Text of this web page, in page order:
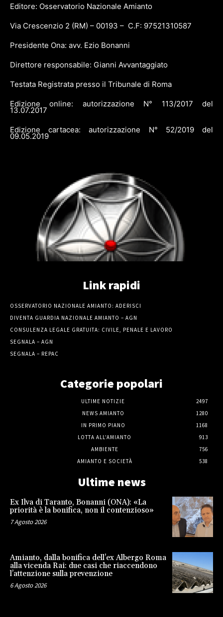
Editore: Osservatorio Nazionale Amianto
Via Crescenzio 2 (RM) – 00193 – C.F: 97521310587
Presidente Ona: avv. Ezio Bonanni
Direttore responsabile: Gianni Avvantaggiato
Testata Registrata presso il Tribunale di Roma
Edizione online: autorizzazione N° 113/2017 del
13.07.2017
Edizione cartacea: autorizzazione N° 52/2019 del
09.05.2019
Link rapidi
OSSERVATORIO NAZIONALE AMIANTO: ADERISCI
DIVENTA GUARDIA NAZIONALE AMIANTO – AGN
CONSULENZA LEGALE GRATUITA: CIVILE, PENALE E LAVORO
SEGNALA – AGN
SEGNALA – REPAC
Categorie popolari
ULTIME NOTIZIE
2497
NEWS AMIANTO
1280
IN PRIMO PIANO
1168
LOTTA ALL'AMIANTO
913
AMBIENTE
756
AMIANTO E SOCIETÀ
538
Ultime news
Ex Ilva di Taranto, Bonanni (ONA): «La
priorità è la bonifica, non il contenzioso»
7 Agosto 2026
Amianto, dalla bonifica dell’ex Albergo Roma
alla vicenda Rai: due casi che riaccendono
l’attenzione sulla prevenzione
6 Agosto 2026